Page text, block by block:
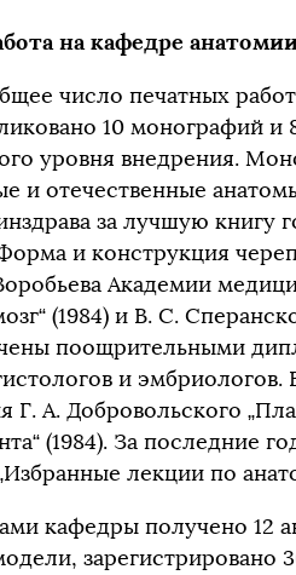
на кафедре
число печатных
10 монографий и
уровня внедрения.
и отечественные
за лучшую книгу
и конструкция
Академии
(1984) и В. С.
поощрительными
и
Г. А. Добровольского
(1984). За последние
лекции по
кафедры получено 12
зарегистрировано